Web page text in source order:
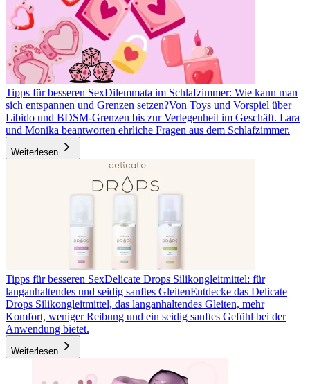
Tipps für besseren SexDilemmata im Schlafzimmer: Wie kann man
sich entspannen und Grenzen setzen?Von Toys und Vorspiel über
Libido und BDSM-Grenzen bis zur Verlegenheit im Geschäft. Lara
und Monika beantworten ehrliche Fragen aus dem Schlafzimmer.
Weiterlesen
Tipps für besseren SexDelicate Drops Silikongleitmittel: für
langanhaltendes und seidig sanftes GleitenEntdecke das Delicate
Drops Silikongleitmittel, das langanhaltendes Gleiten, mehr
Komfort, weniger Reibung und ein seidig sanftes Gefühl bei der
Anwendung bietet.
Weiterlesen